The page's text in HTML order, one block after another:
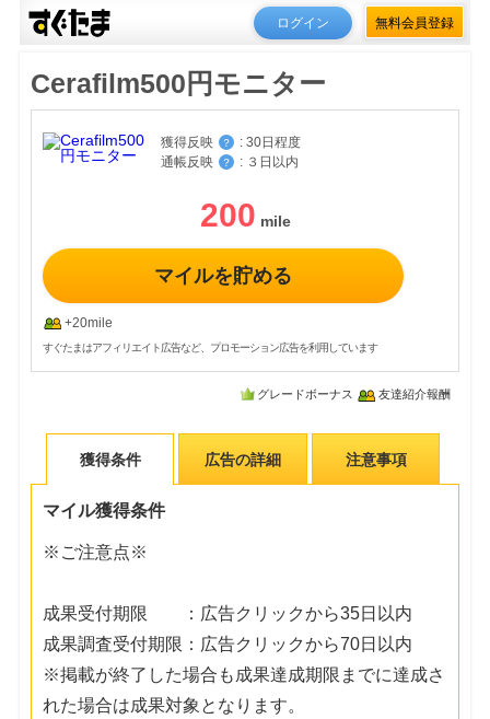
ログイン 無料会員登録
Cerafilm500円モニター
獲得反映 ？ : 30日程度
通帳反映
？ : ３日以内
200
マイルを貯める
+20mile
すぐたまはアフィリエイト広告など、プロモーション広告を利用しています
グレードボーナス 友達紹介報酬
獲得条件 広告の詳細 注意事項
マイル獲得条件
※ご注意点※
成果受付期限 ：広告クリックから35日以内
成果調査受付期限：広告クリックから70日以内
※掲載が終了した場合も成果達成期限までに達成さ
れた場合は成果対象となります。